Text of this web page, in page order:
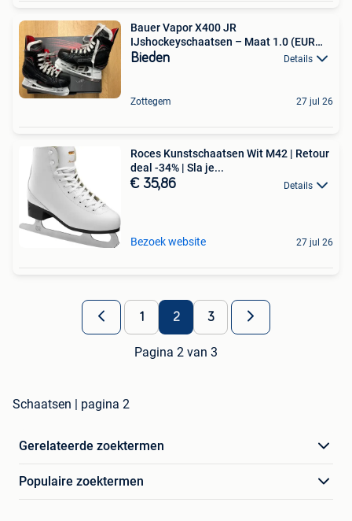
Bauer Vapor X400 JR
IJshockeyschaatsen – Maat 1.0 (EUR
33.5)
Bieden Details
Zottegem 27 jul 26
Roces Kunstschaatsen Wit M42 | Retour
deal -34% | Sla je...
€ 35,86 Details
Bezoek website 27 jul 26
1 2 3
Pagina 2 van 3
Schaatsen | pagina 2
Gerelateerde zoektermen
Populaire zoektermen